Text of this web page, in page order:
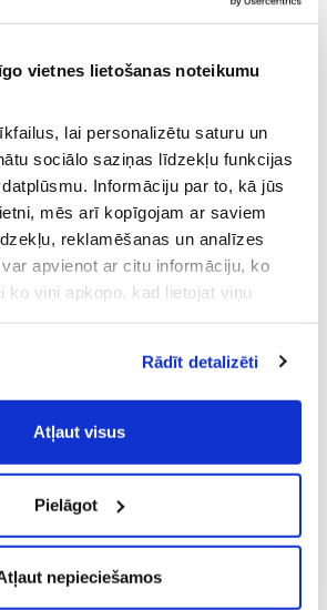
vietnes lietošanas noteikumu
lai personalizētu saturu un
sociālo saziņas līdzekļu funkcijas
Informāciju par to, kā jūs
mēs arī kopīgojam ar saviem
reklamēšanas un analīzes
apvienot ar citu informāciju, ko
ko viņi apkopo, kad lietojat viņu
vietnes lietošanas
- VVLN).
Rādīt detalizēti
Atļaut visus
Pielāgot
nepieciešamos